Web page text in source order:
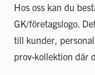
Hos oss kan du
GK/företagslogo.
till kunder,
prov-kollektion där